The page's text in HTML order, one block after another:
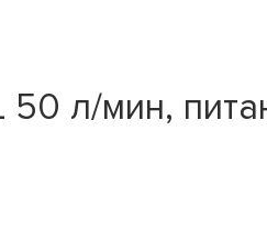
л/мин,